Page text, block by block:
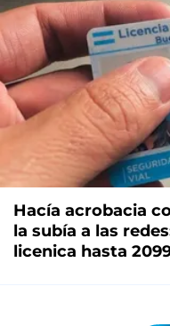
Hacía acrobacia
la subía a las
licenica hasta